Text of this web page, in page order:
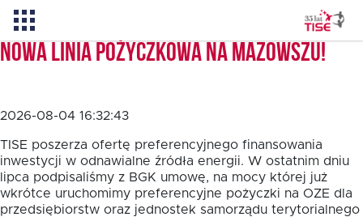
Aktualności
O TISE
Nowa linia pożyczkowa na Mazowszu!
2026-08-04 16:32:43
TISE poszerza ofertę preferencyjnego finansowania
inwestycji w odnawialne źródła energii. W ostatnim dniu
lipca podpisaliśmy z BGK umowę, na mocy której już
wkrótce uruchomimy preferencyjne pożyczki na OZE dla
przedsiębiorstw oraz jednostek samorządu terytorialnego